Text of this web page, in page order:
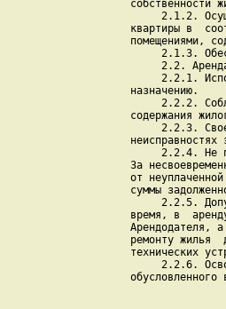
собственности
2.1.2.
квартиры в
помещениями,
2.1.3.
2.2.
2.2.1.
    назначению.
2.2.2.
содержания
2.2.3.
неисправностях
2.2.4. Не
За
от
суммы
2.2.5.
время, в
Арендодателя,
ремонту жилья
технических
2.2.6.
обусловленного